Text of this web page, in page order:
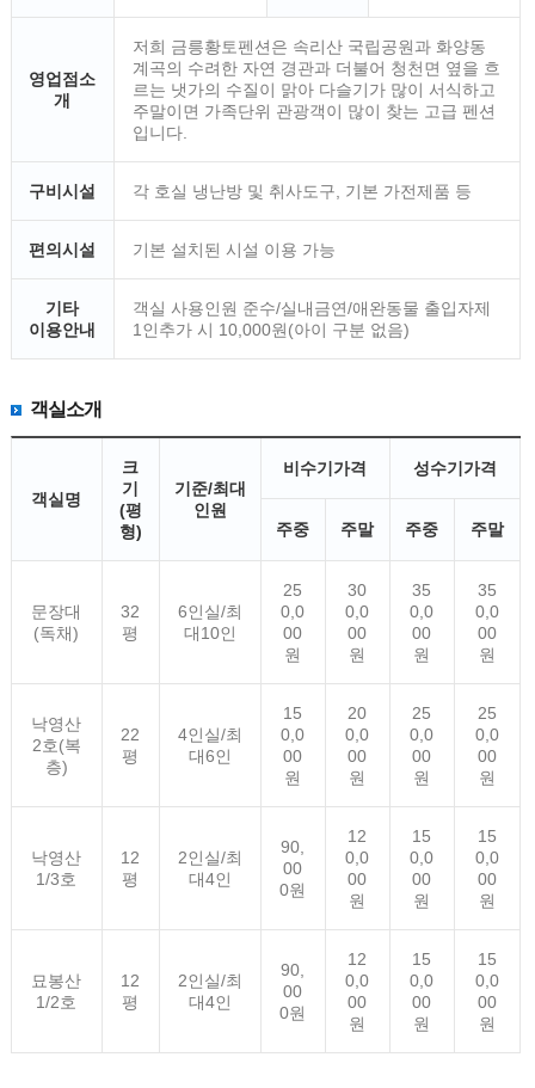
영업점소
개
저희 금릉황토펜션은 속리산 국립공원과 화양동
계곡의 수려한 자연 경관과 더불어 청천면 옆을 흐
르는 냇가의 수질이 맑아 다슬기가 많이 서식하고
주말이면 가족단위 관광객이 많이 찾는 고급 펜션
입니다.
구비시설 각 호실 냉난방 및 취사도구, 기본 가전제품 등
편의시설 기본 설치된 시설 이용 가능
기타
이용안내
객실 사용인원 준수/실내금연/애완동물 출입자제
1인추가 시 10,000원(아이 구분 없음)
객실소개
객실명
크
기
(평
형)
기준/최대
인원
비수기가격 성수기가격
주중 주말 주중 주말
문장대
(독채)
32
평
6인실/최
대10인
25
0,0
00
원
30
0,0
00
원
35
0,0
00
원
35
0,0
00
원
낙영산
2호(복
층)
22
평
4인실/최
대6인
15
0,0
00
원
20
0,0
00
원
25
0,0
00
원
25
0,0
00
원
낙영산
1/3호
12
평
2인실/최
대4인
90,
00
0원
12
0,0
00
원
15
0,0
00
원
15
0,0
00
원
묘봉산
1/2호
12
평
2인실/최
대4인
90,
00
0원
12
0,0
00
원
15
0,0
00
원
15
0,0
00
원